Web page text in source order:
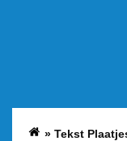
» Tekst